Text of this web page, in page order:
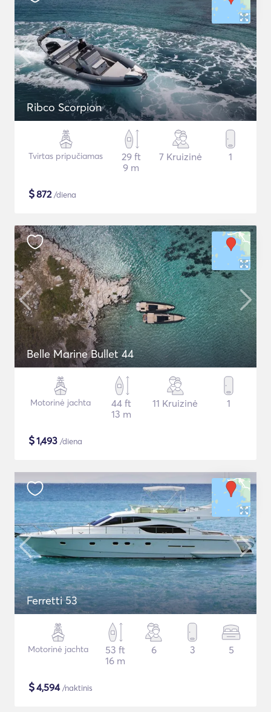
Ribco Scorpion
Tvirtas pripučiamas
29 ft
9 m
7 Kruizinė 1
$872/diena
Belle Marine Bullet 44
Motorinė jachta
44 ft
13 m
11 Kruizinė 1
$1,493 /diena
Ferretti 53
Motorinė jachta
53 ft
16 m
6 3 5
$4,594/naktinis